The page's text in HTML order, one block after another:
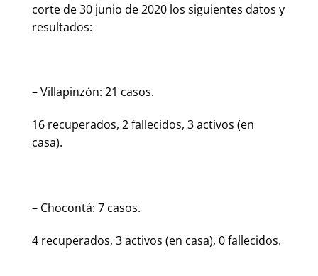
corte de 30 junio de 2020 los siguientes datos y
resultados:
– Villapinzón: 21 casos.
16 recuperados, 2 fallecidos, 3 activos (en
casa).
– Chocontá: 7 casos.
4 recuperados, 3 activos (en casa), 0 fallecidos.